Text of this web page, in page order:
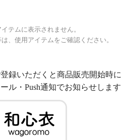
テムに表示されません。
、使用アイテムをご確認ください。
録いただくと商品販売開始時に
ール・Push通知でお知らせします